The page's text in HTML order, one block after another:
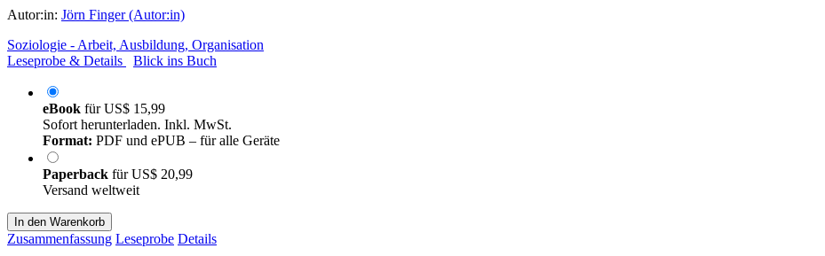
Autor:in: Jörn Finger (Autor:in)
Soziologie - Arbeit, Ausbildung, Organisation
Leseprobe & Details
Blick ins Buch
eBook fürUS$ 15,99
Sofort herunterladen. Inkl. MwSt.
Format: PDF und ePUB – für alle Geräte
Paperback fürUS$ 20,99
Versand weltweit
In den Warenkorb
Zusammenfassung Leseprobe Details